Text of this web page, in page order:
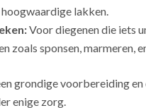
lakken.
Voor diegenen die iets
zoals sponsen, marmeren,
grondige voorbereiding
enige zorg.